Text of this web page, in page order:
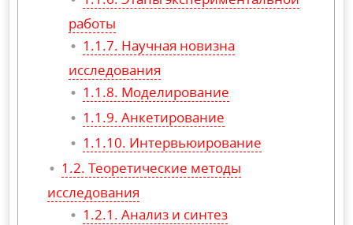
работы
Научная новизна
исследования
Моделирование
Анкетирование
Интервьюирование
Теоретические методы
исследования
Анализ и синтез